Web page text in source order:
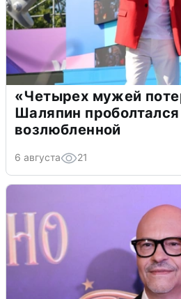
«Четырех мужей
Шаляпин проболтался
возлюбленной
6 августа 21